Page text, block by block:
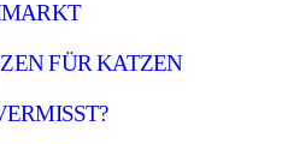
FÜR KATZEN